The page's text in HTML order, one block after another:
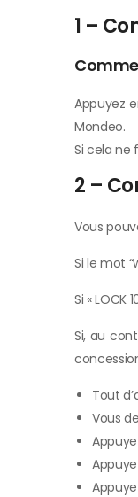
1 –
Appuyez
Mondeo.
Si cela ne
2 –
Vous
Si le mot
Si «
Si, au
Tout
Vous